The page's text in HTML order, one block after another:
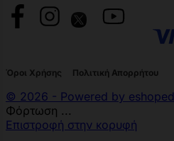
Όροι Χρήσης Πολιτική Απορρήτου
© 2026 - Powered by eshoped
Φόρτωση ...
Επιστροφή στην κορυφή